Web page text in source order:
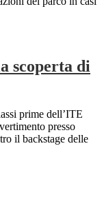
scoperta di
prime dell’ITE
presso
il backstage delle